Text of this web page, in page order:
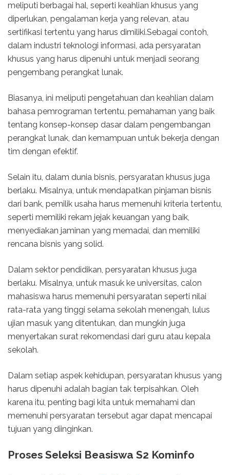
meliputi berbagai hal, seperti keahlian khusus yang
diperlukan, pengalaman kerja yang relevan, atau
sertifikasi tertentu yang harus dimiliki.Sebagai contoh,
dalam industri teknologi informasi, ada persyaratan
khusus yang harus dipenuhi untuk menjadi seorang
pengembang perangkat lunak.
Biasanya, ini meliputi pengetahuan dan keahlian dalam
bahasa pemrograman tertentu, pemahaman yang baik
tentang konsep-konsep dasar dalam pengembangan
perangkat lunak, dan kemampuan untuk bekerja dengan
tim dengan efektif.
Selain itu, dalam dunia bisnis, persyaratan khusus juga
berlaku. Misalnya, untuk mendapatkan pinjaman bisnis
dari bank, pemilik usaha harus memenuhi kriteria tertentu,
seperti memiliki rekam jejak keuangan yang baik,
menyediakan jaminan yang memadai, dan memiliki
rencana bisnis yang solid.
Dalam sektor pendidikan, persyaratan khusus juga
berlaku. Misalnya, untuk masuk ke universitas, calon
mahasiswa harus memenuhi persyaratan seperti nilai
rata-rata yang tinggi selama sekolah menengah, lulus
ujian masuk yang ditentukan, dan mungkin juga
menyertakan surat rekomendasi dari guru atau kepala
sekolah.
Dalam setiap aspek kehidupan, persyaratan khusus yang
harus dipenuhi adalah bagian tak terpisahkan. Oleh
karena itu, penting bagi kita untuk memahami dan
memenuhi persyaratan tersebut agar dapat mencapai
tujuan yang diinginkan.
Proses Seleksi Beasiswa S2 Kominfo